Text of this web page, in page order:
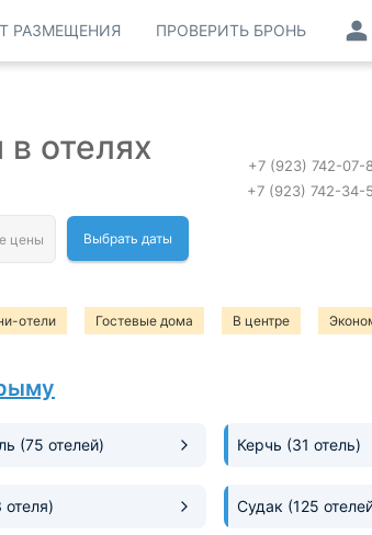
ПРОВЕРИТЬ БРОНЬ
РАЗМЕЩЕНИЯ
+7 (923) 742-07-
+7 (923) 742-34-
отелях
Выбрать даты
отели Гостевые дома В центре
(75 отелей) Керчь (31 отель)
отеля) Судак (125